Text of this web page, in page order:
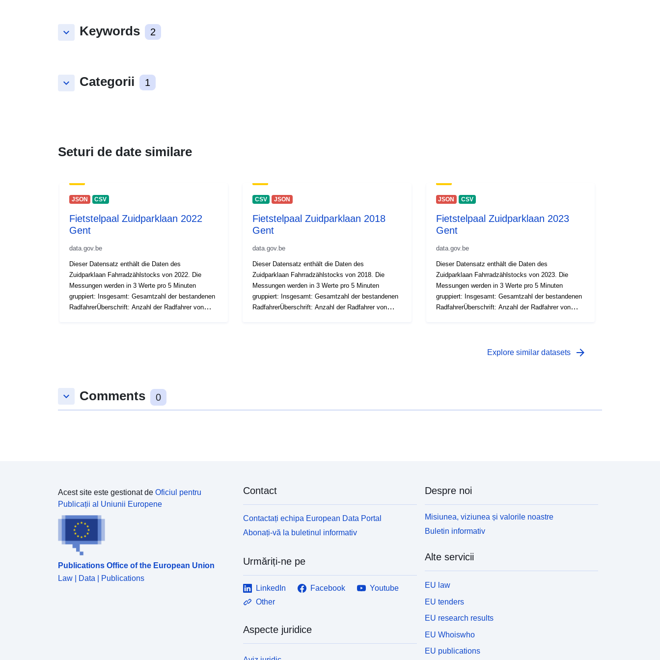
keyboard_arrow_down Keywords 2
keyboard_arrow_down Categorii 1
Seturi de date similare
JSON CSV
Fietstelpaal Zuidparklaan 2022
Gent
data.gov.be
Dieser Datensatz enthält die Daten des
Zuidparklaan Fahrradzählstocks von 2022. Die
Messungen werden in 3 Werte pro 5 Minuten
gruppiert: Insgesamt: Gesamtzahl der bestandenen
RadfahrerÜberschrift: Anzahl der Radfahrer von
CSV JSON
Fietstelpaal Zuidparklaan 2018
Gent
data.gov.be
Dieser Datensatz enthält die Daten des
Zuidparklaan Fahrradzählstocks von 2018. Die
Messungen werden in 3 Werte pro 5 Minuten
gruppiert: Insgesamt: Gesamtzahl der bestandenen
RadfahrerÜberschrift: Anzahl der Radfahrer von
JSON CSV
Fietstelpaal Zuidparklaan 2023
Gent
data.gov.be
Dieser Datensatz enthält die Daten des
Zuidparklaan Fahrradzählstocks von 2023. Die
Messungen werden in 3 Werte pro 5 Minuten
gruppiert: Insgesamt: Gesamtzahl der bestandenen
RadfahrerÜberschrift: Anzahl der Radfahrer von
https://data.stad.gent/explore/dataset/fietstelpalen-
Explore similar datasets arrow_forward
keyboard_arrow_down Comments 0
Acest site este gestionat de Oficiul pentru
Publicații al Uniunii Europene
Publications Office of the European Union
Law | Data | Publications
Contact
Contactați echipa European Data Portal
Abonați-vă la buletinul informativ
Urmăriți-ne pe
LinkedIn Facebook
Youtube
Other
Aspecte juridice
Despre noi
Misiunea, viziunea și valorile noastre
Buletin informativ
Alte servicii
EU law
EU tenders
EU research results
EU Whoiswho
EU publications